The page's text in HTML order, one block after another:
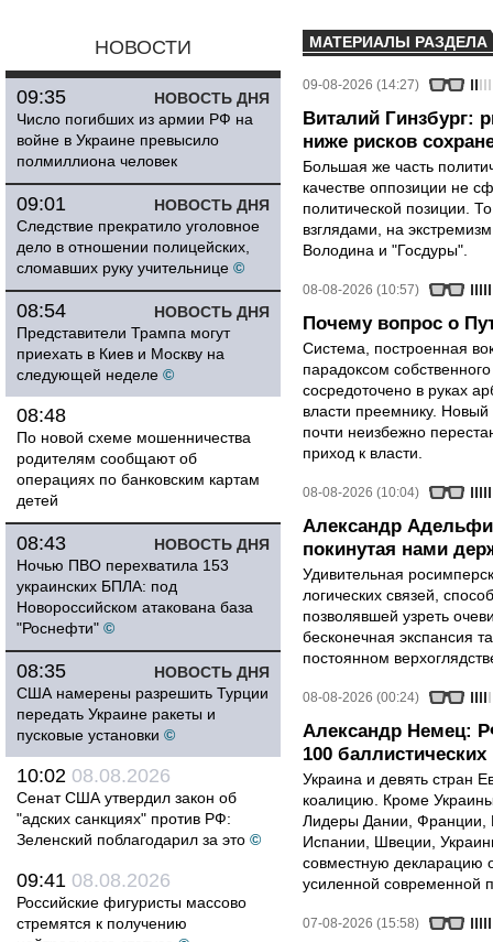
НОВОСТИ
НОВОСТЬ ДНЯ
09:35
Число погибших из армии РФ на
войне в Украине превысило
полмиллиона человек
НОВОСТЬ ДНЯ
09:01
Следствие прекратило уголовное
дело в отношении полицейских,
сломавших руку учительнице ©
НОВОСТЬ ДНЯ
08:54
Представители Трампа могут
приехать в Киев и Москву на
следующей неделе ©
08:48
По новой схеме мошенничества
родителям сообщают об
операциях по банковским картам
детей
НОВОСТЬ ДНЯ
08:43
Ночью ПВО перехватила 153
украинских БПЛА: под
Новороссийском атакована база
"Роснефти" ©
НОВОСТЬ ДНЯ
08:35
США намерены разрешить Турции
передать Украине ракеты и
пусковые установки ©
10:02 08.08.2026
Сенат США утвердил закон об
"адских санкциях" против РФ:
Зеленский поблагодарил за это ©
09:41 08.08.2026
Российские фигуристы массово
стремятся к получению
МАТЕРИАЛЫ РАЗДЕЛА
09-08-2026 (14:27)
Виталий Гинзбург:
ниже рисков
Большая же часть
качестве оппозиции не
политической позиции.
взглядами, на
Володина и "Госдуры".
08-08-2026 (10:57)
Почему вопрос о
Система, построенная
парадоксом
сосредоточено в руках
власти преемнику.
почти неизбежно
приход к власти.
08-08-2026 (10:04)
Александр
покинутая нами
Удивительная
логических связей,
позволявшей узреть
бесконечная экспансия
постоянном
08-08-2026 (00:24)
Александр Немец:
100 баллистических
Украина и девять стран
коалицию. Кроме
Лидеры Дании, Франции,
Испании, Швеции,
совместную декларацию
усиленной современной
07-08-2026 (15:58)